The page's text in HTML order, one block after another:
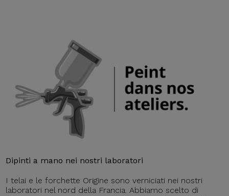
Dipinti a mano nei nostri laboratori
I telai e le forchette Origine sono verniciati nei nostri
laboratori nel nord della Francia. Abbiamo scelto di